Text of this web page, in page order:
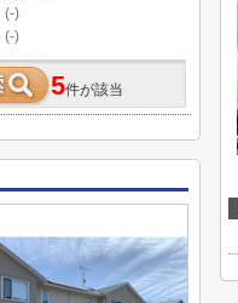
(-)
(-)
5件が該当